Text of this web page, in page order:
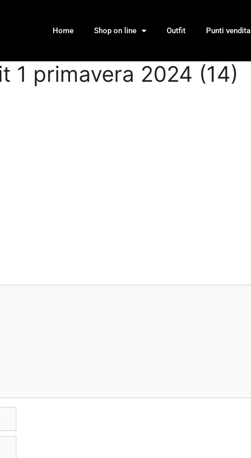
Home Shop on line Outfit Punti vendita
1 primavera 2024 (14)